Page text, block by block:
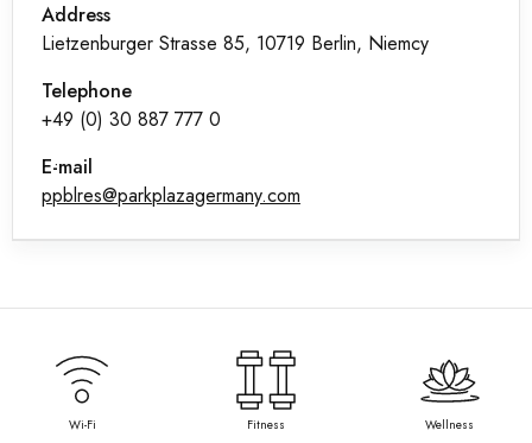
Address
Lietzenburger Strasse 85, 10719 Berlin, Niemcy
Telephone
+49 (0) 30 887 777 0
E-mail
ppblres@parkplazagermany.com
Wi-Fi Fitness Wellness